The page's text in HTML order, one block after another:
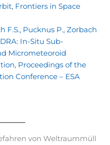
Frontiers in Space
F.S., Pucknus P., Zorbach
In-Situ Sub-
Micrometeoroid
Proceedings of the
Conference – ESA
von Weltraummüll